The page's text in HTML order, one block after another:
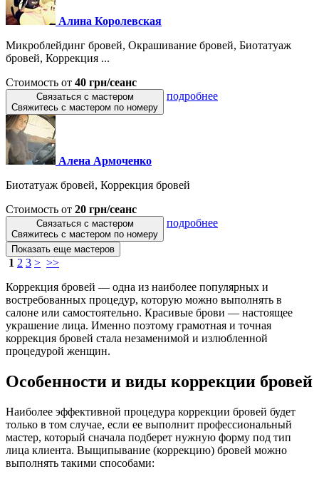
Алина Королевская
Микроблейдинг бровей, Окрашивание бровей, Биотатуаж
бровей, Коррекция ...
Стоимость от 40 грн/сеанс
Связаться с мастером
Свяжитесь с мастером по номеру
подробнее
Алена Армоченко
Биотатуаж бровей, Коррекция бровей
Стоимость от 20 грн/сеанс
Связаться с мастером
Свяжитесь с мастером по номеру
подробнее
Показать еще мастеров
1 2 3 > >>
Коррекция бровей — одна из наиболее популярных и
востребованных процедур, которую можно выполнять в
салоне или самостоятельно. Красивые брови — настоящее
украшение лица. Именно поэтому грамотная и точная
коррекция бровей стала незаменимой и излюбленной
процедурой женщин.
Особенности и виды коррекции бровей
Наиболее эффективной процедура коррекции бровей будет
только в том случае, если ее выполнит профессиональный
мастер, который сначала подберет нужную форму под тип
лица клиента. Выщипывание (коррекцию) бровей можно
выполнять такими способами: